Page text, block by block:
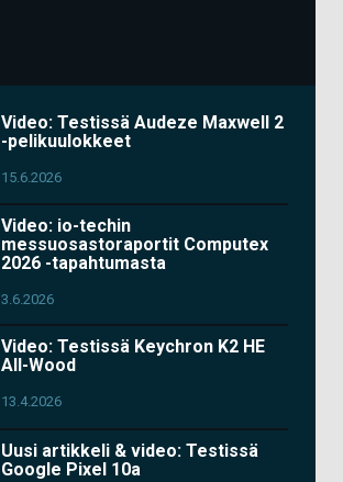
Video: Testissä Audeze Maxwell 2
-pelikuulokkeet
15.6.2026
Video: io-techin
messuosastoraportit Computex
2026 -tapahtumasta
3.6.2026
Video: Testissä Keychron K2 HE
All-Wood
13.4.2026
Uusi artikkeli & video: Testissä
Google Pixel 10a